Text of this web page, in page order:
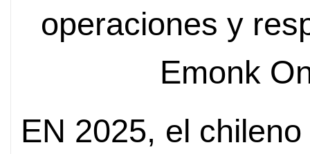
operaciones y
Emonk
EN 2025, el